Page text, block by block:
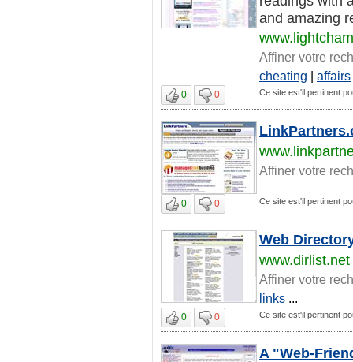
and amazing
Affiner votre
cheating | affairs
0 0 Ce site est'il pertinent
Affiner votre
0 0 Ce site est'il pertinent
Web
www.dirlist.net
Affiner votre
links ...
0 0 Ce site est'il pertinent
A "Web-